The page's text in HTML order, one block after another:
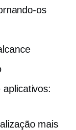
os
mais